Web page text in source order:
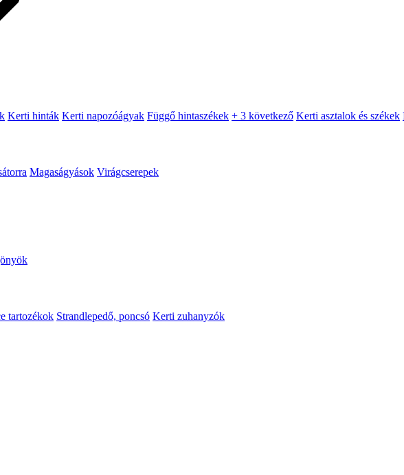
Kerti hinták Kerti napozóágyak Függő hintaszékek + 3 következő Kerti asztalok és székek
Magaságyások Virágcserepek
tartozékok Strandlepedő, poncsó Kerti zuhanyzók